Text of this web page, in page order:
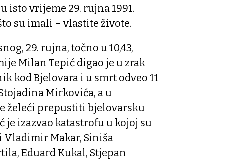
isto vrijeme 29. rujna 1991.
su imali – vlastite živote.
29. rujna, točno u 10,43,
Milan Tepić digao je u zrak
kod Bjelovara i u smrt odveo 11
Mirkovića, a u
želeći prepustiti bjelovarsku
izazvao katastrofu u kojoj su
Makar, Siniša
Eduard Kukal, Stjepan